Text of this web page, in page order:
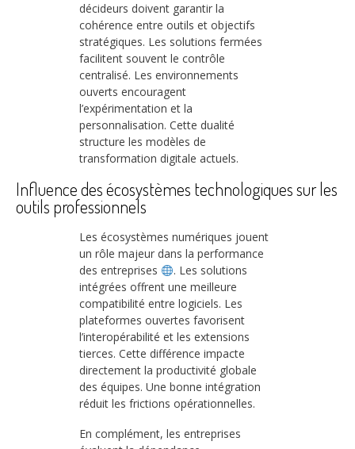
décideurs doivent garantir la
cohérence entre outils et objectifs
stratégiques. Les solutions fermées
facilitent souvent le contrôle
centralisé. Les environnements
ouverts encouragent
l’expérimentation et la
personnalisation. Cette dualité
structure les modèles de
transformation digitale actuels.
Influence des écosystèmes technologiques sur les
outils professionnels
Les écosystèmes numériques jouent
un rôle majeur dans la performance
des entreprises
. Les solutions
intégrées offrent une meilleure
compatibilité entre logiciels. Les
plateformes ouvertes favorisent
l’interopérabilité et les extensions
tierces. Cette différence impacte
directement la productivité globale
des équipes. Une bonne intégration
réduit les frictions opérationnelles.
En complément, les entreprises